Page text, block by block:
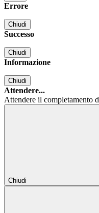
Errore
Chiudi
Successo
Chiudi
Informazione
Chiudi
Attendere...
Attendere il completamento
Chiudi